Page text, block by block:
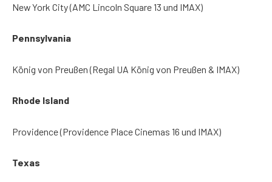
New York City (AMC Lincoln Square 13 und IMAX)
Pennsylvania
König von Preußen (Regal UA König von Preußen & IMAX)
Rhode Island
Providence (Providence Place Cinemas 16 und IMAX)
Texas